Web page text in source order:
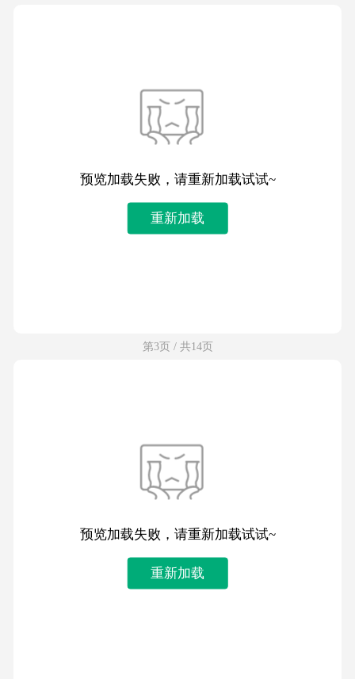
预览加载失败，请重新加载试试~
重新加载
第3页 / 共14页
预览加载失败，请重新加载试试~
重新加载